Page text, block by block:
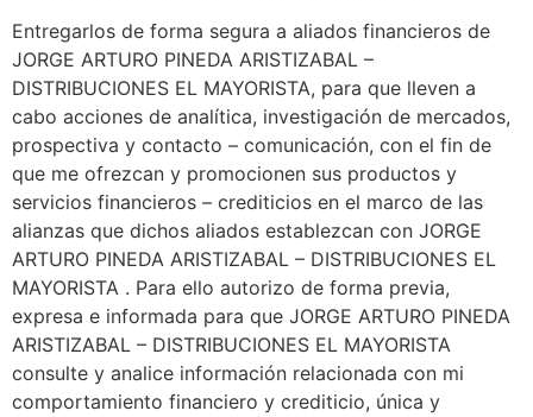
Entregarlos de forma segura a aliados financieros de
JORGE ARTURO PINEDA ARISTIZABAL –
DISTRIBUCIONES EL MAYORISTA, para que lleven a
cabo acciones de analítica, investigación de mercados,
prospectiva y contacto – comunicación, con el fin de
que me ofrezcan y promocionen sus productos y
servicios financieros – crediticios en el marco de las
alianzas que dichos aliados establezcan con JORGE
ARTURO PINEDA ARISTIZABAL – DISTRIBUCIONES EL
MAYORISTA . Para ello autorizo de forma previa,
expresa e informada para que JORGE ARTURO PINEDA
ARISTIZABAL – DISTRIBUCIONES EL MAYORISTA
consulte y analice información relacionada con mi
comportamiento financiero y crediticio, única y